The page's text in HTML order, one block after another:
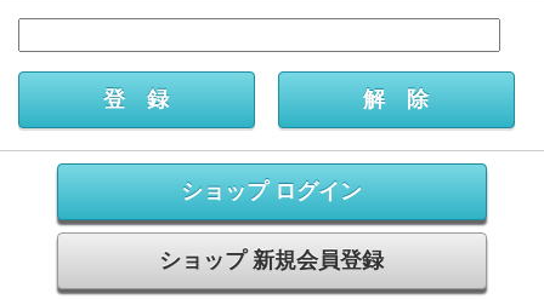
ショップ ログイン
ショップ 新規会員登録